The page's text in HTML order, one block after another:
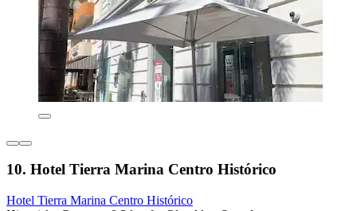
10. Hotel Tierra Marina Centro Histórico
Hotel Tierra Marina Centro Histórico